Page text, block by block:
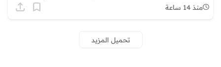
منذ 14 ساعة
تحميل المزيد